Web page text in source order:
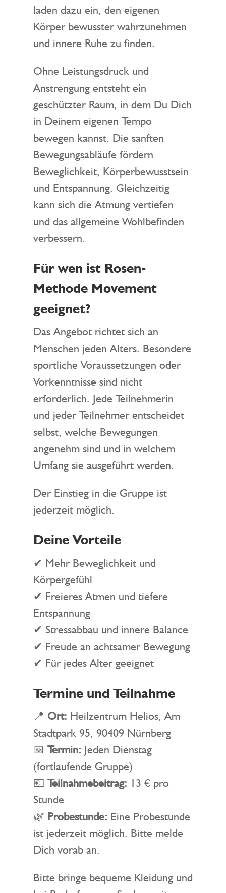
laden dazu ein, den eigenen
Körper bewusster wahrzunehmen
und innere Ruhe zu finden.
Ohne Leistungsdruck und
Anstrengung entsteht ein
geschützter Raum, in dem Du Dich
in Deinem eigenen Tempo
bewegen kannst. Die sanften
Bewegungsabläufe fördern
Beweglichkeit, Körperbewusstsein
und Entspannung. Gleichzeitig
kann sich die Atmung vertiefen
und das allgemeine Wohlbefinden
verbessern.
Für wen ist Rosen-
Methode Movement
geeignet?
Das Angebot richtet sich an
Menschen jeden Alters. Besondere
sportliche Voraussetzungen oder
Vorkenntnisse sind nicht
erforderlich. Jede Teilnehmerin
und jeder Teilnehmer entscheidet
selbst, welche Bewegungen
angenehm sind und in welchem
Umfang sie ausgeführt werden.
Der Einstieg in die Gruppe ist
jederzeit möglich.
Deine Vorteile
✔ Mehr Beweglichkeit und
Körpergefühl
✔ Freieres Atmen und tiefere
Entspannung
✔ Stressabbau und innere Balance
✔ Freude an achtsamer Bewegung
✔ Für jedes Alter geeignet
Termine und Teilnahme
📍 Ort: Heilzentrum Helios, Am
Stadtpark 95, 90409 Nürnberg
📅 Termin: Jeden Dienstag
(fortlaufende Gruppe)
💶 Teilnahmebeitrag: 13 € pro
Stunde
🌿 Probestunde: Eine Probestunde
ist jederzeit möglich. Bitte melde
Dich vorab an.
Bitte bringe bequeme Kleidung und